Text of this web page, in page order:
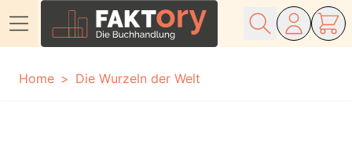
Home
Die Wurzeln der Welt